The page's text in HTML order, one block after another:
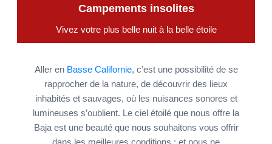
Campements insolites
Vivez votre plus belle nuit à la belle étoile
Aller en Basse Californie, c’est une possibilité de se
rapprocher de la nature, de découvrir des lieux
inhabités et sauvages, où les nuisances sonores et
lumineuses s’oublient. Le ciel étoilé que nous offre la
Baja est une beauté que nous souhaitons vous offrir